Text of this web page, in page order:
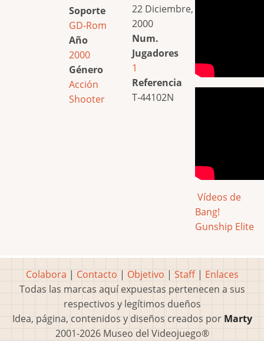
Soporte
GD-Rom
Año
2000
Género
Acción
Shooter
22 Diciembre,
2000
Num.
Jugadores
1
Referencia
T-44102N
Vídeos de
Bang!
Gunship Elite
Colabora | Contacto | Objetivo | Staff| Enlaces
Todas las marcas aquí expuestas pertenecen a sus
respectivos y legítimos dueños
Idea, página, contenidos y diseños creados por Marty
2001-2026 Museo del Videojuego®